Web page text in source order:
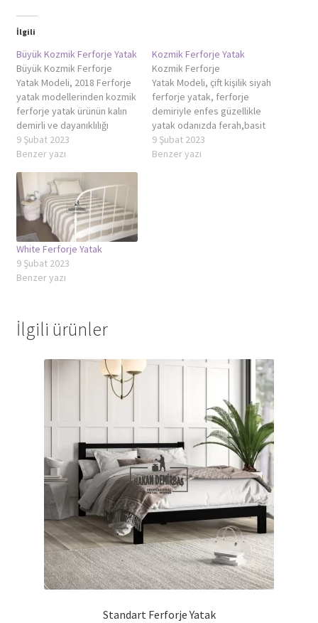
İlgili
Büyük Kozmik Ferforje Yatak
Büyük Kozmik Ferforje
Yatak Modeli, 2018 Ferforje
yatak modellerinden kozmik
ferforje yatak ürünün kalın
demirli ve dayanıklılığı
arttırılarak geliştirilmiş çift
kişilik yatak modelidir. Çift
ferforje demiriyle enfes
güzellikle yatak odanızda
ferah,basit ve sade bir
güzellik katacak bu modeli
dikkatlice incelemenizi
öneririz. Ferforje Yatak
2019’un ilk modelidir. Yatak
odanızın duvarları…
9 Şubat 2023
Benzer yazı
Kozmik Ferforje Yatak
Kozmik Ferforje
Yatak Modeli, çift kişilik siyah
ferforje yatak, ferforje
demiriyle enfes güzellikle
yatak odanızda ferah,basit
ve sade bir güzellik katacak
bu modeli dikkatlice
9 Şubat 2023
Benzer yazı
White Ferforje Yatak
9 Şubat 2023
Benzer yazı
İlgili ürünler
Standart Ferforje Yatak